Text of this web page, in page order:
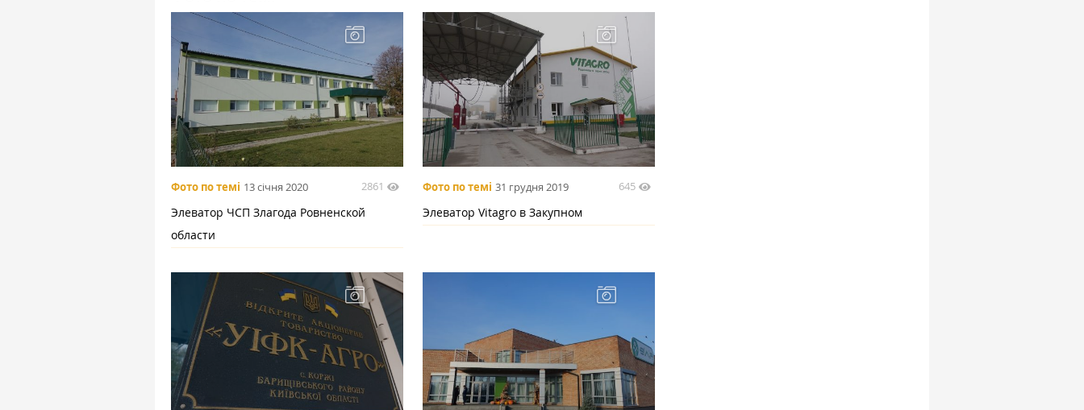
Фото по темі 13 січня 2020 2861
Элеватор ЧСП Злагода Ровненской
области
Фото по темі 31 грудня 2019 645
Элеватор Vitagro в Закупном